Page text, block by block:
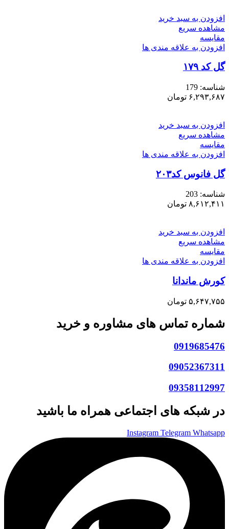
افزودن به سبد خرید
مشاهده سریع
مقایسه
افزودن به علاقه مندی ها
گل کد ۱۷۹
شناسه: 179
۶,۲۹۳,۶۸۷ تومان
افزودن به سبد خرید
مشاهده سریع
مقایسه
افزودن به علاقه مندی ها
گل فانوس کد۲۰۳
شناسه: 203
۸,۶۱۲,۴۱۱ تومان
افزودن به سبد خرید
مشاهده سریع
مقایسه
افزودن به علاقه مندی ها
کورش ماندانا
۵,۶۴۷,۷۵۵ تومان
شماره تماس های مشاوره و خرید
0919685476
09052367311
09358112997
در شبکه های اجتماعی همراه ما باشید
Instagram Telegram Whatsapp